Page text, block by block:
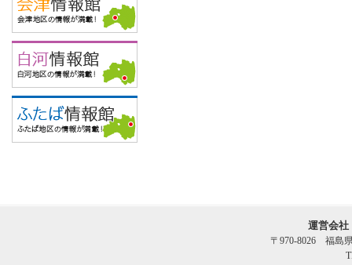
運営会
〒970-8026 福島